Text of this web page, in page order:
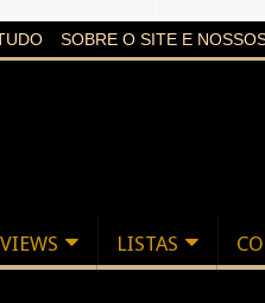
SOBRE O SITE E
LISTAS